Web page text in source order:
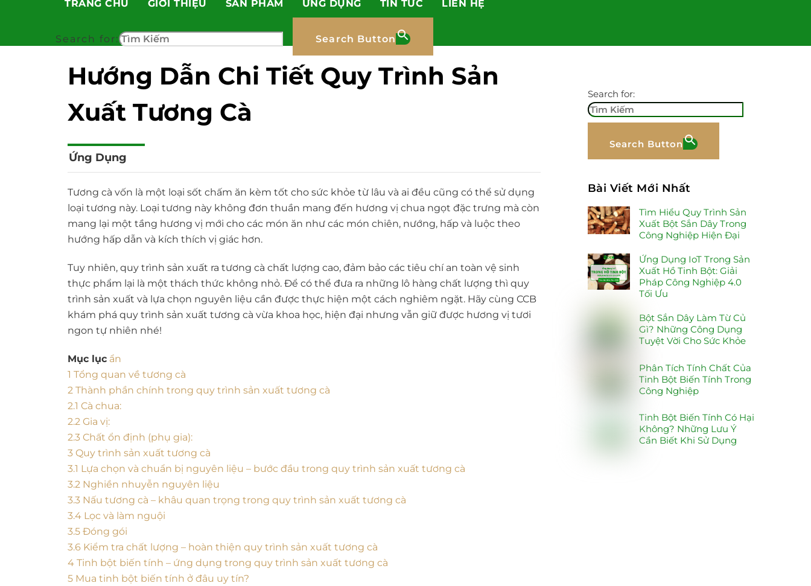
TRANG CHỦ GIỚI THIỆU SẢN PHẨM ỨNG DỤNG TIN TỨC LIÊN HỆ
Search for: Search Button
Hướng Dẫn Chi Tiết Quy Trình Sản
Xuất Tương Cà
Ứng Dụng
Tương cà vốn là một loại sốt chấm ăn kèm tốt cho sức khỏe từ lâu và ai đều cũng có thể sử dụng
loại tương này. Loại tương này không đơn thuần mang đến hương vị chua ngọt đặc trưng mà còn
mang lại một tầng hương vị mới cho các món ăn như các món chiên, nướng, hấp và luộc theo
hướng hấp dẫn và kích thích vị giác hơn.
Tuy nhiên, quy trình sản xuất ra tương cà chất lượng cao, đảm bảo các tiêu chí an toàn vệ sinh
thực phẩm lại là một thách thức không nhỏ. Để có thể đưa ra những lô hàng chất lượng thì quy
trình sản xuất và lựa chọn nguyên liệu cần được thực hiện một cách nghiêm ngặt. Hãy cùng CCB
khám phá quy trình sản xuất tương cà vừa khoa học, hiện đại nhưng vẫn giữ được hương vị tươi
ngon tự nhiên nhé!
Mục lục ẩn
1 Tổng quan về tương cà
2 Thành phần chính trong quy trình sản xuất tương cà
2.1 Cà chua:
2.2 Gia vị:
2.3 Chất ổn định (phụ gia):
3 Quy trình sản xuất tương cà
3.1 Lựa chọn và chuẩn bị nguyên liệu – bước đầu trong quy trình sản xuất tương cà
3.2 Nghiền nhuyễn nguyên liệu
3.3 Nấu tương cà – khâu quan trọng trong quy trình sản xuất tương cà
3.4 Lọc và làm nguội
3.5 Đóng gói
3.6 Kiểm tra chất lượng – hoàn thiện quy trình sản xuất tương cà
4 Tinh bột biến tính – ứng dụng trong quy trình sản xuất tương cà
5 Mua tinh bột biến tính ở đâu uy tín?
Search for:
Search Button
Bài Viết Mới Nhất
Tìm Hiểu Quy Trình Sản
Xuất Bột Sắn Dây Trong
Công Nghiệp Hiện Đại
Ứng Dụng IoT Trong Sản
Xuất Hồ Tinh Bột: Giải
Pháp Công Nghiệp 4.0
Tối Ưu
Bột Sắn Dây Làm Từ Củ
Gì? Những Công Dụng
Tuyệt Vời Cho Sức Khỏe
Phân Tích Tính Chất Của
Tinh Bột Biến Tính Trong
Công Nghiệp
Tinh Bột Biến Tính Có Hại
Không? Những Lưu Ý
Cần Biết Khi Sử Dụng